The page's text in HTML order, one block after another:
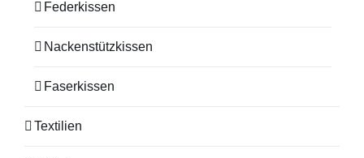
Federkissen
Nackenstützkissen
Faserkissen
Textilien